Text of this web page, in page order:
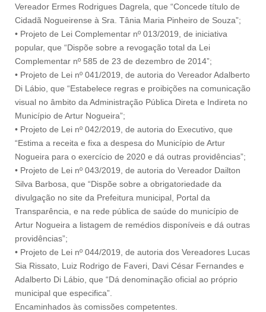
Vereador Ermes Rodrigues Dagrela, que “Concede título de
Cidadã Nogueirense à Sra. Tânia Maria Pinheiro de Souza”;
• Projeto de Lei Complementar nº 013/2019, de iniciativa
popular, que “Dispõe sobre a revogação total da Lei
Complementar nº 585 de 23 de dezembro de 2014”;
• Projeto de Lei nº 041/2019, de autoria do Vereador Adalberto
Di Lábio, que “Estabelece regras e proibições na comunicação
visual no âmbito da Administração Pública Direta e Indireta no
Município de Artur Nogueira”;
• Projeto de Lei nº 042/2019, de autoria do Executivo, que
“Estima a receita e fixa a despesa do Município de Artur
Nogueira para o exercício de 2020 e dá outras providências”;
• Projeto de Lei nº 043/2019, de autoria do Vereador Dailton
Silva Barbosa, que “Dispõe sobre a obrigatoriedade da
divulgação no site da Prefeitura municipal, Portal da
Transparência, e na rede pública de saúde do município de
Artur Nogueira a listagem de remédios disponíveis e dá outras
providências”;
• Projeto de Lei nº 044/2019, de autoria dos Vereadores Lucas
Sia Rissato, Luiz Rodrigo de Faveri, Davi César Fernandes e
Adalberto Di Lábio, que “Dá denominação oficial ao próprio
municipal que especifica”.
Encaminhados às comissões competentes.